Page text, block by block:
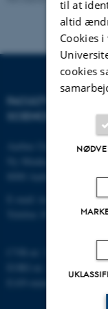
FACULTY OF
SCIENCES
Aarhus Universitet
Telefon: 87 15 00 00
au.dk/
til at
altid
Cookies
cookies